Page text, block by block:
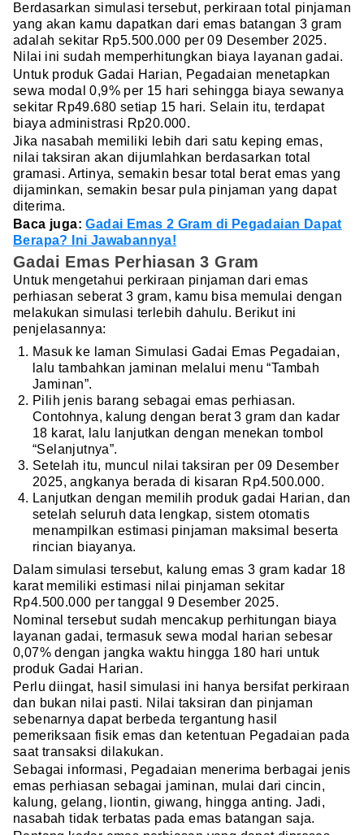
Berdasarkan simulasi tersebut, perkiraan total pinjaman
yang akan kamu dapatkan dari emas batangan 3 gram
adalah sekitar Rp5.500.000 per 09 Desember 2025.
Nilai ini sudah memperhitungkan biaya layanan gadai.
Untuk produk Gadai Harian, Pegadaian menetapkan
sewa modal 0,9% per 15 hari sehingga biaya sewanya
sekitar Rp49.680 setiap 15 hari. Selain itu, terdapat
biaya administrasi Rp20.000.
Jika nasabah memiliki lebih dari satu keping emas,
nilai taksiran akan dijumlahkan berdasarkan total
gramasi. Artinya, semakin besar total berat emas yang
dijaminkan, semakin besar pula pinjaman yang dapat
diterima.
Baca juga:Gadai Emas 2 Gram di Pegadaian Dapat
Berapa? Ini Jawabannya!
Gadai Emas Perhiasan 3 Gram
Untuk mengetahui perkiraan pinjaman dari emas
perhiasan seberat 3 gram, kamu bisa memulai dengan
melakukan simulasi terlebih dahulu. Berikut ini
penjelasannya:
Masuk ke laman Simulasi Gadai Emas Pegadaian,
lalu tambahkan jaminan melalui menu “Tambah
Jaminan”.
Pilih jenis barang sebagai emas perhiasan.
Contohnya, kalung dengan berat 3 gram dan kadar
18 karat, lalu lanjutkan dengan menekan tombol
“Selanjutnya”.
Setelah itu, muncul nilai taksiran per 09 Desember
2025, angkanya berada di kisaran Rp4.500.000.
Lanjutkan dengan memilih produk gadai Harian, dan
setelah seluruh data lengkap, sistem otomatis
menampilkan estimasi pinjaman maksimal beserta
rincian biayanya.
Dalam simulasi tersebut, kalung emas 3 gram kadar 18
karat memiliki estimasi nilai pinjaman sekitar
Rp4.500.000 per tanggal 9 Desember 2025.
Nominal tersebut sudah mencakup perhitungan biaya
layanan gadai, termasuk sewa modal harian sebesar
0,07% dengan jangka waktu hingga 180 hari untuk
produk Gadai Harian.
Perlu diingat, hasil simulasi ini hanya bersifat perkiraan
dan bukan nilai pasti. Nilai taksiran dan pinjaman
sebenarnya dapat berbeda tergantung hasil
pemeriksaan fisik emas dan ketentuan Pegadaian pada
saat transaksi dilakukan.
Sebagai informasi, Pegadaian menerima berbagai jenis
emas perhiasan sebagai jaminan, mulai dari cincin,
kalung, gelang, liontin, giwang, hingga anting. Jadi,
nasabah tidak terbatas pada emas batangan saja.